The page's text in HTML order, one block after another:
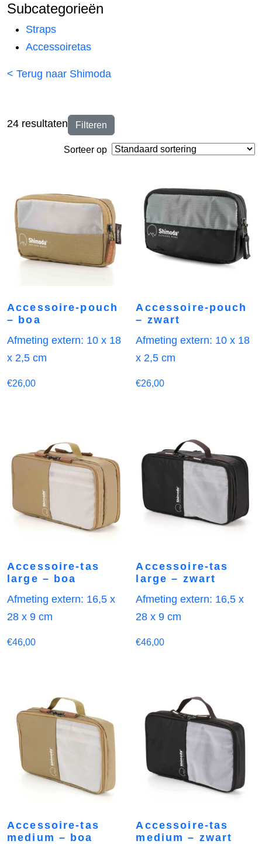
Subcategorieën
Straps
Accessoiretas
< Terug naar Shimoda
Filteren
24 resultaten
Sorteer op
Accessoire-pouch
– boa
Afmeting extern: 10 x 18
x 2,5 cm
€26,00
Accessoire-pouch
– zwart
Afmeting extern: 10 x 18
x 2,5 cm
€26,00
Accessoire-tas
large – boa
Afmeting extern: 16,5 x
28 x 9 cm
€46,00
Accessoire-tas
large – zwart
Afmeting extern: 16,5 x
28 x 9 cm
€46,00
Accessoire-tas
medium – boa
Accessoire-tas
medium – zwart